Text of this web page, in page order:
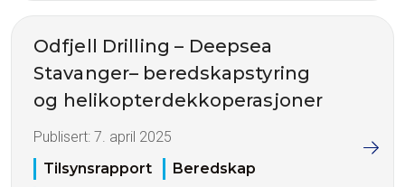
Odfjell Drilling – Deepsea
Stavanger– beredskapstyring
og helikopterdekkoperasjoner
Publisert: 7. april 2025
Tilsynsrapport
Beredskap